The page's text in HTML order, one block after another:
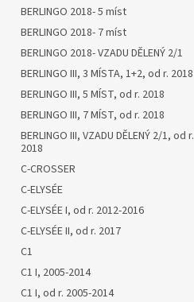
BERLINGO 2018- 5 míst
BERLINGO 2018- 7 míst
BERLINGO 2018- VZADU DĚLENÝ 2/1
BERLINGO III, 3 MÍSTA, 1+2, od r. 2018
BERLINGO III, 5 MÍST, od r. 2018
BERLINGO III, 7 MÍST, od r. 2018
BERLINGO III, VZADU DĚLENÝ 2/1, od r.
2018
C-CROSSER
C-ELYSÉE
C-ELYSÉE I, od r. 2012-2016
C-ELYSÉE II, od r. 2017
C1
C1 I, 2005-2014
C1 I, od r. 2005-2014